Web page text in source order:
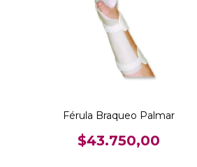
Férula Braqueo Palmar
$43.750,00